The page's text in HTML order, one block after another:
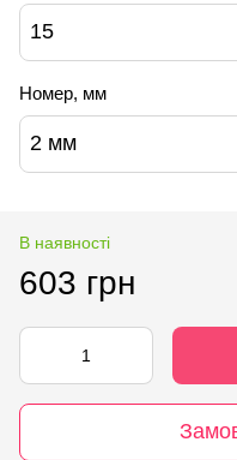
15
Номер, мм
2 мм
В наявності
603 грн